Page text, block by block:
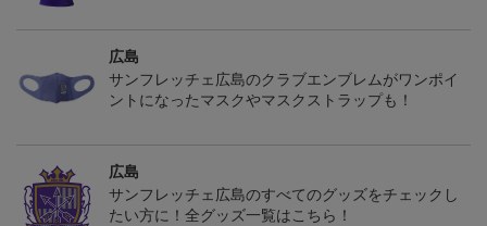
広島
サンフレッチェ広島のクラブエンブレムがワンポイ
ントになったマスクやマスクストラップも！
広島
サンフレッチェ広島のすべてのグッズをチェックし
たい方に！全グッズ一覧はこちら！